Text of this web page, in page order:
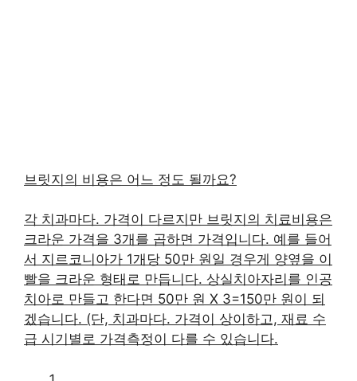
브릿지의 비용은 어느 정도 될까요?
각 치과마다. 가격이 다르지만 브릿지의 치료비용은
크라운 가격을 3개를 곱하면 가격입니다. 예를 들어
서 지르코니아가 1개당 50만 원일 경우게 양옆을 이
빨을 크라운 형태로 만듭니다. 상실치아자리를 인공
치아로 만들고 한다면 50만 원 X 3=150만 원이 되
겠습니다. (단, 치과마다. 가격이 상이하고, 재료 수
급 시기별로 가격측정이 다를 수 있습니다.